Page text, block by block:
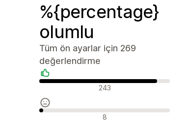
%{percentage}
olumlu
Tüm ön ayarlar için 269
değerlendirme
Olumlu değerlendirmeler
243
Nötr değerlendirmeler
8